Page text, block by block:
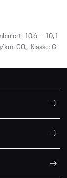
10,6 – 10,1
CO₂-Klasse: G